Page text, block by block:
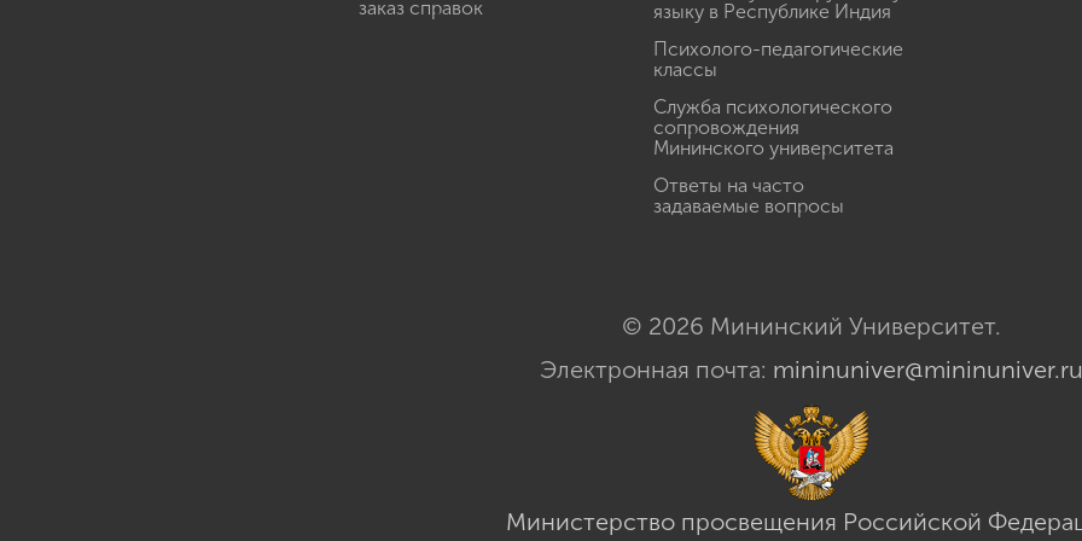
заказ справок
языку в Республике Индия
Психолого-педагогические
классы
Служба психологического
сопровождения
Мининского университета
Ответы на часто
задаваемые вопросы
© 2026 Мининский Университет.
Электронная почта: mininuniver@mininuniver.ru
Министерство просвещения Российской